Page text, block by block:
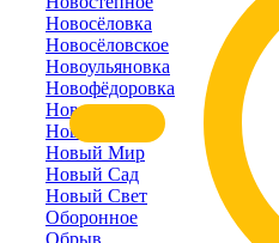
Новосёловка
Новосёловское
Новоульяновка
Новофёдоровка
Новоэстония
Новый Кояш
Новый Мир
Новый Сад
Новый Свет
Оборонное
Обрыв